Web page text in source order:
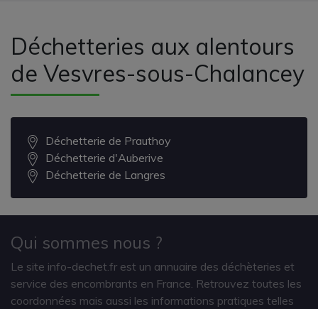
Déchetteries aux alentours
de Vesvres-sous-Chalancey
Déchetterie de Prauthoy
Déchetterie d'Auberive
Déchetterie de Langres
Qui sommes nous ?
Le site info-dechet.fr est un annuaire des déchèteries et
service des encombrants en France. Retrouvez toutes les
coordonnées mais aussi les informations pratiques telles